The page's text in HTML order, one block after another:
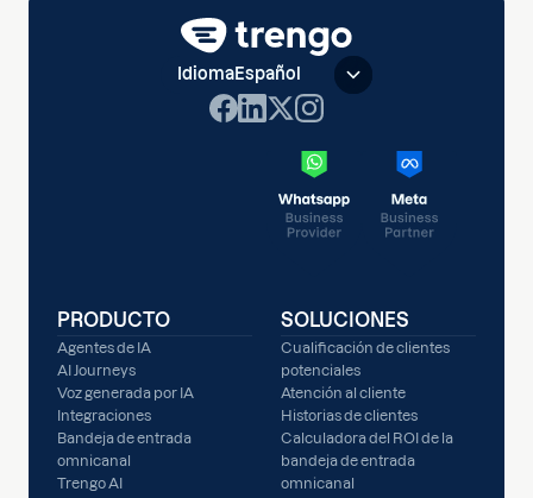
IdiomaEspañol
PRODUCTO
Agentes de IA
AI Journeys
Voz generada por IA
Integraciones
Bandeja de entrada
omnicanal
Trengo AI
SOLUCIONES
Cualificación de clientes
potenciales
Atención al cliente
Historias de clientes
Calculadora del ROI de la
bandeja de entrada
omnicanal